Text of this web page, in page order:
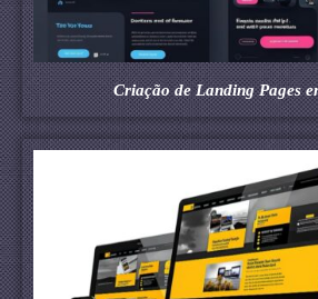
Criação de Landing Pages